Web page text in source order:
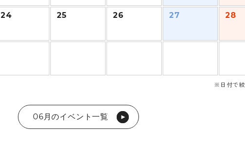
24 25 26 27 28
※日付で
06月のイベント一覧